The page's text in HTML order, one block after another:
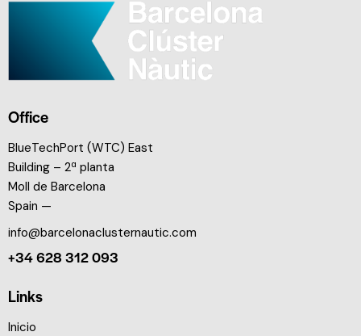
Office
BlueTechPort (WTC) East
Building – 2ª planta
Moll de Barcelona
Spain —
info@barcelonaclusternautic.com
+34 628 312 093
Links
Inicio